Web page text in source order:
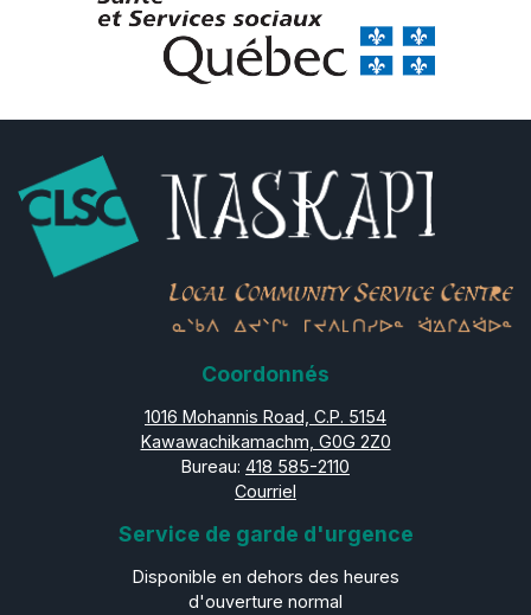
Coordonnés
1016 Mohannis Road, C.P. 5154
Kawawachikamachm, G0G 2Z0
Bureau: 418 585-2110
Courriel
Service de garde d'urgence
Disponible en dehors des heures
d'ouverture normal